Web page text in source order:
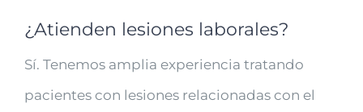
¿Atienden lesiones laborales?
Sí. Tenemos amplia experiencia tratando
pacientes con lesiones relacionadas con el